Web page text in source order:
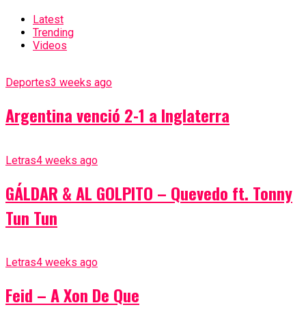
Latest
Trending
Videos
Deportes3 weeks ago
Argentina venció 2-1 a Inglaterra
Letras4 weeks ago
GÁLDAR & AL GOLPITO – Quevedo ft. Tonny
Tun Tun
Letras4 weeks ago
Feid – A Xon De Que